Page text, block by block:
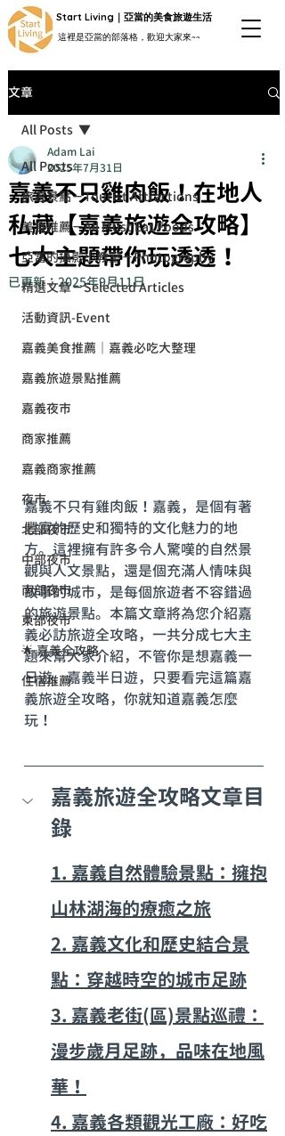
Start Living｜亞當的美食旅遊生活
這裡是亞當的部落格，歡迎大家來~~
文章
All Posts
旅遊景點－Tourist Attractions
美食推薦－All Must Eat Foods
亞當的攝影小教室－Photography
精選文章－Selected Articles
活動資訊-Event
嘉義美食推薦｜嘉義必吃大整理
嘉義旅遊景點推薦
嘉義夜市
商家推薦
嘉義商家推薦
夜市
北部夜市
中部夜市
南部夜市
東部夜市
🌟 嘉義全攻略
住宿推薦
All Posts
嘉義不只雞肉飯！在地人
私藏【嘉義旅遊全攻略】
七大主題帶你玩透透！
Adam Lai
2025年7月31日
已更新：2025年9月11日
嘉義不只有雞肉飯！嘉義，是個有著
豐富的歷史和獨特的文化魅力的地
方。這裡擁有許多令人驚嘆的自然景
觀與人文景點，還是個充滿人情味與
故事的城市，是每個旅遊者不容錯過
的旅遊景點。本篇文章將為您介紹嘉
義必訪旅遊全攻略，一共分成七大主
題來幫大家介紹， 不管你是想嘉義一
日遊、嘉義半日遊， 只要看完這篇嘉
義旅遊全攻略，你就知道嘉義怎麼
玩！
嘉義旅遊全攻略文章目
錄
1. 嘉義自然體驗景點：擁抱
山林湖海的療癒之旅
2. 嘉義文化和歷史結合景
點：穿越時空的城市足跡
3. 嘉義老街(區)景點巡禮：
漫步歲月足跡，品味在地風
華！
4. 嘉義各類觀光工廠：好吃